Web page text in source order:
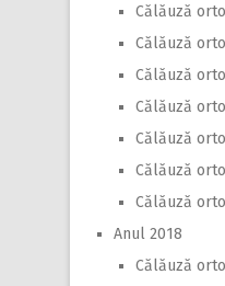
Călăuză
Călăuză
Călăuză
Călăuză
Călăuză
Călăuză
Călăuză
Anul 2018
Călăuză